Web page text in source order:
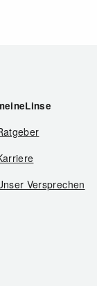
Versprechen